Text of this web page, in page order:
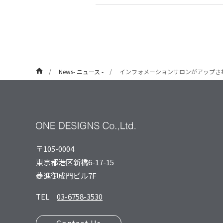
News- ニュース - インフォメーションサロンがアップさ
〒105-0004
東京都港区新橋6-17-15
菱進御成⾨ビル7F
TEL
03-6758-3530